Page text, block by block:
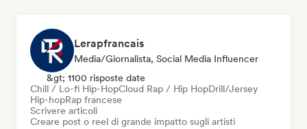
Lerapfrancais
Media/Giornalista, Social Media Influencer
&gt; 1100 risposte date
Chill / Lo-fi Hip-HopCloud Rap / Hip HopDrill/Jersey
Hip-hopRap francese
Scrivere articoli
Creare post o reel di grande impatto sugli artisti